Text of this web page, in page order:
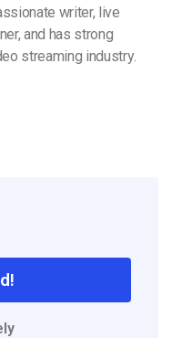
writer, live
and has strong
streaming industry.